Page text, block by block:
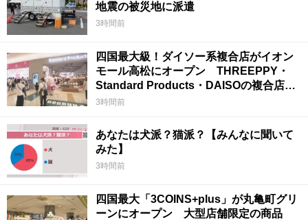
地震の被災地に派遣
3時間前
四国最大級！ダイソー系複合店がイオン
モール高松にオープン THREEPPY・
Standard Products・DAISOの複合店は
香川県初
3時間前
あなたは犬派？猫派？【みんなに聞いて
みた】
3時間前
四国最大「3COINS+plus」が丸亀町グリ
ーンにオープン 大型店舗限定の商品